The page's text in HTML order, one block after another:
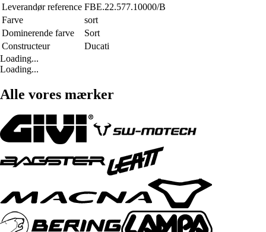
Leverandør reference FBE.22.577.10000/B
Farve
sort
Dominerende farve
Sort
Constructeur
Ducati
Loading...
Loading...
Alle vores mærker